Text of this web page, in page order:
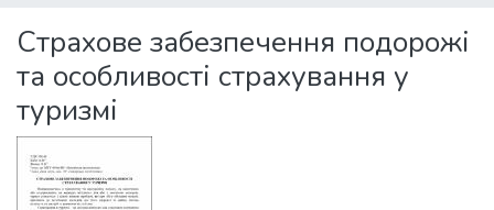
Страхове забезпечення подорожі
та особливості страхування у
туризмі